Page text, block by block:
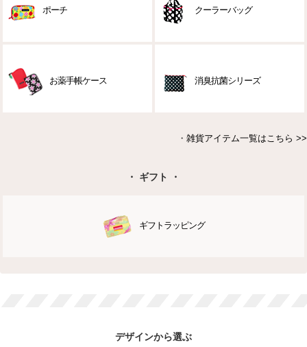
ポーチ クーラーバッグ
お薬手帳ケース 消臭抗菌シリーズ
・ 雑貨アイテム一覧はこちら >>
・ ギフト ・
ギフトラッピング
デザインから選ぶ